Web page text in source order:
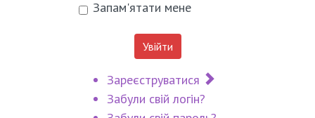
Запам'ятати мене
Увійти
Зареєструватися
Забули свій логін?